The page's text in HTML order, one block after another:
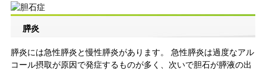
膵炎
膵炎には急性膵炎と慢性膵炎があります。 急性膵炎は過度なアル
コール摂取が原因で発症するものが多く、次いで胆石が膵液の出